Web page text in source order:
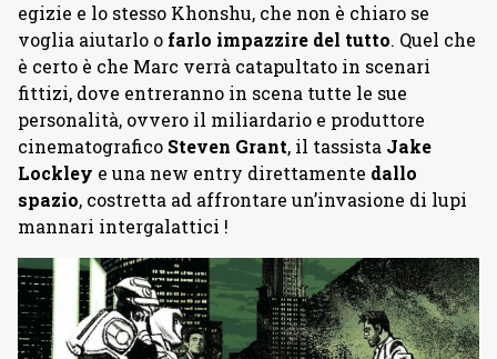
egizie e lo stesso Khonshu, che non è chiaro se
voglia aiutarlo o farlo impazzire del tutto. Quel che
è certo è che Marc verrà catapultato in scenari
fittizi, dove entreranno in scena tutte le sue
personalità, ovvero il miliardario e produttore
cinematografico Steven Grant, il tassista Jake
Lockley e una new entry direttamente dallo
spazio, costretta ad affrontare un’invasione di lupi
mannari intergalattici !